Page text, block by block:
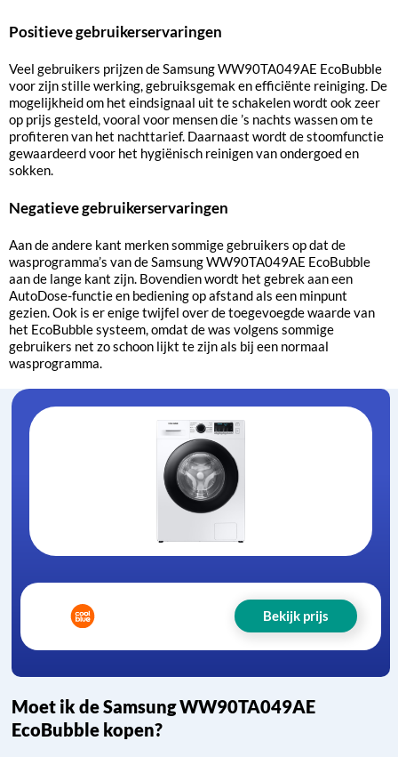
Positieve gebruikerservaringen
Veel gebruikers prijzen de Samsung WW90TA049AE EcoBubble
voor zijn stille werking, gebruiksgemak en efficiënte reiniging. De
mogelijkheid om het eindsignaal uit te schakelen wordt ook zeer
op prijs gesteld, vooral voor mensen die ’s nachts wassen om te
profiteren van het nachttarief. Daarnaast wordt de stoomfunctie
gewaardeerd voor het hygiënisch reinigen van ondergoed en
sokken.
Negatieve gebruikerservaringen
Aan de andere kant merken sommige gebruikers op dat de
wasprogramma’s van de Samsung WW90TA049AE EcoBubble
aan de lange kant zijn. Bovendien wordt het gebrek aan een
AutoDose-functie en bediening op afstand als een minpunt
gezien. Ook is er enige twijfel over de toegevoegde waarde van
het EcoBubble systeem, omdat de was volgens sommige
gebruikers net zo schoon lijkt te zijn als bij een normaal
wasprogramma.
Moet ik de Samsung WW90TA049AE
EcoBubble kopen?
Bekijk prijs